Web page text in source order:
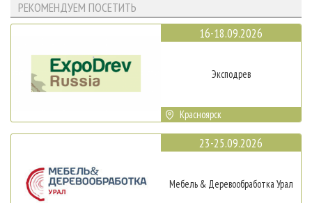
РЕКОМЕНДУЕМ ПОСЕТИТЬ
16-18.09.2026
Эксподрев
Красноярск
23-25.09.2026
Мебель & Деревообработка Урал